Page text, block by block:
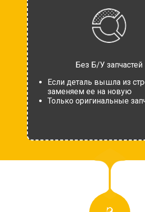
Без Б/У запчастей
Если деталь вышла из
заменяем ее на новую
Только оригинальные